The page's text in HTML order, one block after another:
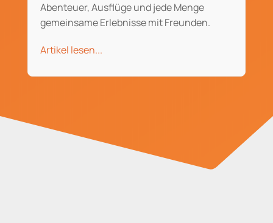
Abenteuer, Ausflüge und jede Menge
gemeinsame Erlebnisse mit Freunden.
Artikel lesen...